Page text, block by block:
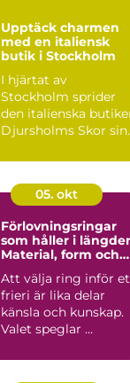
Upptäck charmen
med en italiensk
butik i Stockholm
I hjärtat av
Stockholm sprider
den italienska
Djursholms Skor sin
05. okt
Förlovningsringar
som håller i
Material, form och
Att välja ring inför
frieri är lika delar
känsla och kunskap.
Valet speglar ...